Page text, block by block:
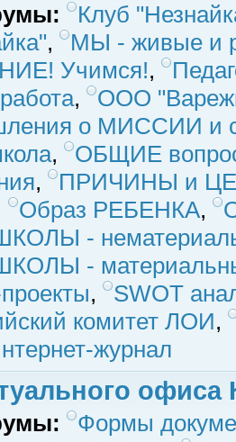
Клуб
,
МЫ - живые и
Учимся!,
,
ООО
о МИССИИ и
,
ОБЩИЕ
,
ПРИЧИНЫ и
Образ РЕБЕНКА,
-
-
,
SWOT
комитет ЛОИ,
журнал
офиса
Формы